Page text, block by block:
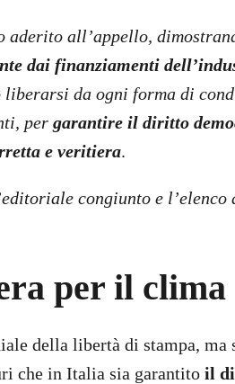
aderito all’appello,
dai finanziamenti
da ogni forma di
per garantire il diritto
e veritiera.
congiunto e l’elenco
per il clima
della libertà di stampa, ma
che in Italia sia garantito il